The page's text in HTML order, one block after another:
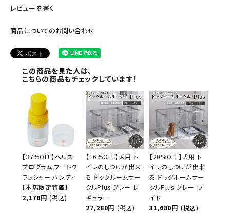
レビューを書く
商品についてのお問い合わせ
この商品を見た人は、
こちらの商品もチェックしています！
【37%OFF】ヘルス
プログラム フードク
ラッシャー ハンディ
【本店限定特価】
2,178円 (税込)
【16%OFF】犬用 ト
イレのしつけが出来
る ドッグルームサー
クルPlus グレー レ
ギュラー
27,280円 (税込)
【20%OFF】犬用 ト
イレのしつけが出来
る ドッグルームサー
クルPlus グレー ワ
イド
31,680円 (税込)